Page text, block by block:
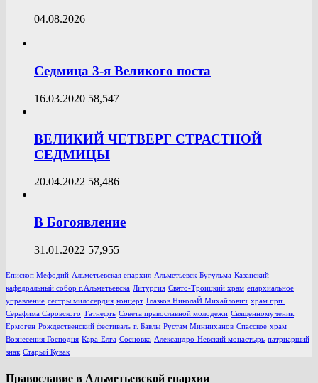
04.08.2026
Седмица 3-я Великого поста
16.03.2020 58,547
ВЕЛИКИЙ ЧЕТВЕРГ СТРАСТНОЙ
СЕДМИЦЫ
20.04.2022 58,486
В Богоявление
31.01.2022 57,955
Епископ Мефодий Альметьевская епархия Альметьевск Бугульма Казанский
кафедральный собор г.Альметьевска Литургия Свято-Троицкий храм епархиальное
управление сестры милосердия концерт Глазков НиколаЙ Михайлович храм прп.
Серафима Саровского Татнефть Совета православной молодежи Священномученик
Ермоген Рождественский фестиваль г. Бавлы Рустам Минниханов Спасское храм
Вознесения Господня Кара-Елга Сосновка Александро-Невский монастырь патриарший
знак Старый Кувак
Православие в Альметьевской епархии